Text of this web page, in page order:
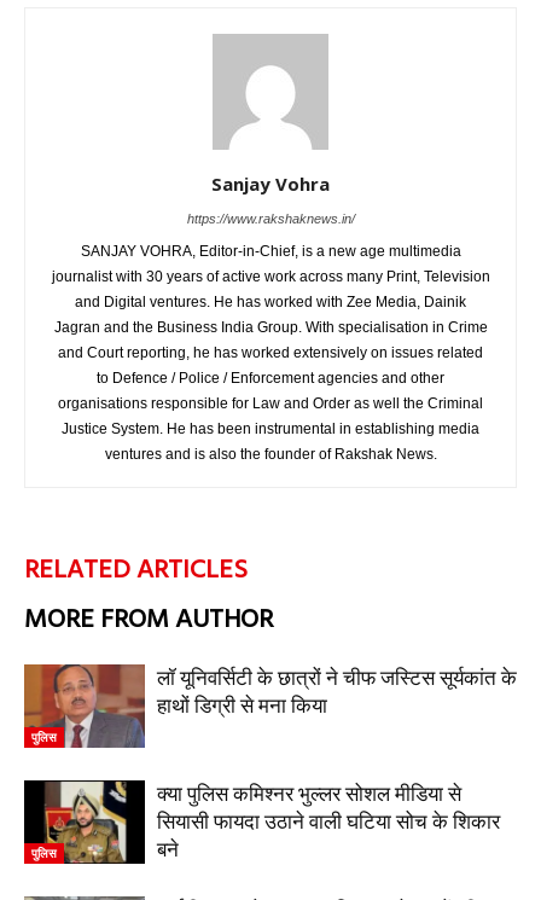
Sanjay Vohra
https://www.rakshaknews.in/
SANJAY VOHRA, Editor-in-Chief, is a new age multimedia
journalist with 30 years of active work across many Print, Television
and Digital ventures. He has worked with Zee Media, Dainik
Jagran and the Business India Group. With specialisation in Crime
and Court reporting, he has worked extensively on issues related
to Defence / Police / Enforcement agencies and other
organisations responsible for Law and Order as well the Criminal
Justice System. He has been instrumental in establishing media
ventures and is also the founder of Rakshak News.
RELATED ARTICLES
MORE FROM AUTHOR
पुलिस
लॉ यूनिवर्सिटी के छात्रों ने चीफ जस्टिस सूर्यकांत के
हाथों डिग्री से मना किया
पुलिस
क्या पुलिस कमिश्नर भुल्लर सोशल मीडिया से
सियासी फायदा उठाने वाली घटिया सोच के शिकार
बने